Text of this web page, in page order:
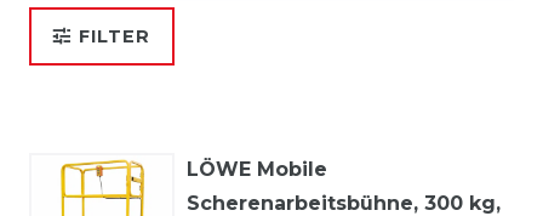
FILTER
LÖWE Mobile
Scherenarbeitsbühne, 300 kg,